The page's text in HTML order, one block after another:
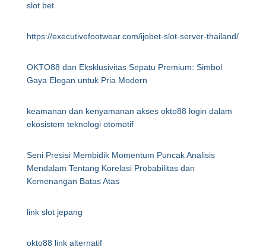
slot bet
https://executivefootwear.com/ijobet-slot-server-thailand/
OKTO88 dan Eksklusivitas Sepatu Premium: Simbol
Gaya Elegan untuk Pria Modern
keamanan dan kenyamanan akses okto88 login dalam
ekosistem teknologi otomotif
Seni Presisi Membidik Momentum Puncak Analisis
Mendalam Tentang Korelasi Probabilitas dan
Kemenangan Batas Atas
link slot jepang
okto88 link alternatif